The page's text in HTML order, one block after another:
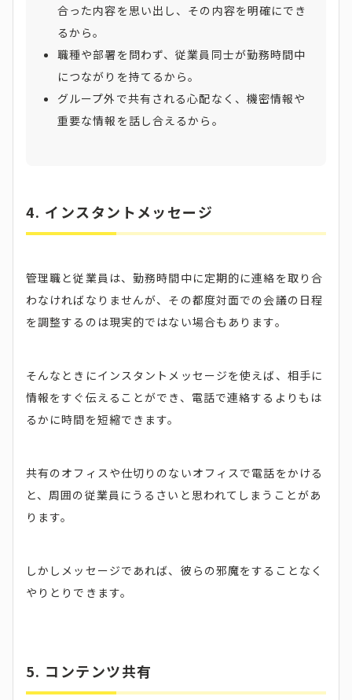
合った内容を思い出し、その内容を明確にでき
るから。
職種や部署を問わず、従業員同士が勤務時間中
につながりを持てるから。
グループ外で共有される心配なく、機密情報や
重要な情報を話し合えるから。
4. インスタントメッセージ
管理職と従業員は、勤務時間中に定期的に連絡を取り合
わなければなりませんが、その都度対面での会議の日程
を調整するのは現実的ではない場合もあります。
そんなときにインスタントメッセージを使えば、相手に
情報をすぐ伝えることができ、電話で連絡するよりもは
るかに時間を短縮できます。
共有のオフィスや仕切りのないオフィスで電話をかける
と、周囲の従業員にうるさいと思われてしまうことがあ
ります。
しかしメッセージであれば、彼らの邪魔をすることなく
やりとりできます。
5. コンテンツ共有